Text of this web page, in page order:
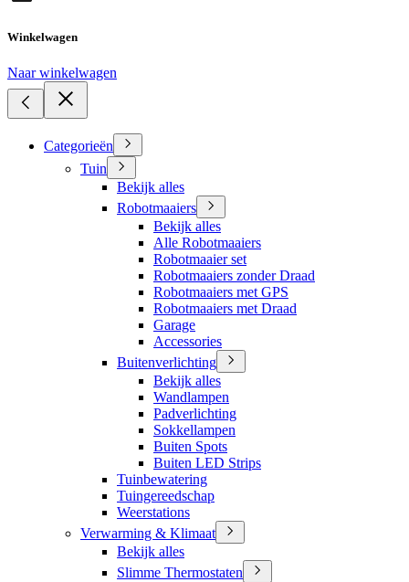
Winkelwagen
Naar winkelwagen
Categorieën
Tuin
Bekijk alles
Robotmaaiers
Bekijk alles
Alle Robotmaaiers
Robotmaaier set
Robotmaaiers zonder Draad
Robotmaaiers met GPS
Robotmaaiers met Draad
Garage
Accessories
Buitenverlichting
Bekijk alles
Wandlampen
Padverlichting
Sokkellampen
Buiten Spots
Buiten LED Strips
Tuinbewatering
Tuingereedschap
Weerstations
Verwarming & Klimaat
Bekijk alles
Slimme Thermostaten